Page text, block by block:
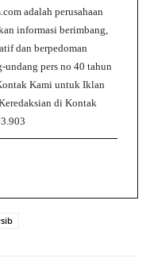
adalah perusahaan
informasi berimbang,
dan berpedoman
undang pers no 40 tahun
Kami untuk Iklan
di Kontak